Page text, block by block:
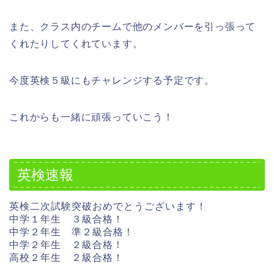
また、クラス内のチームで他のメンバーを引っ張って
くれたりしてくれています。
今度英検５級にもチャレンジする予定です。
これからも一緒に頑張っていこう！
英検速報
英検二次試験突破おめでとうございます！
中学１年生 ３級合格！
中学２年生 準２級合格！
中学２年生 ２級合格！
高校２年生 ２級合格！